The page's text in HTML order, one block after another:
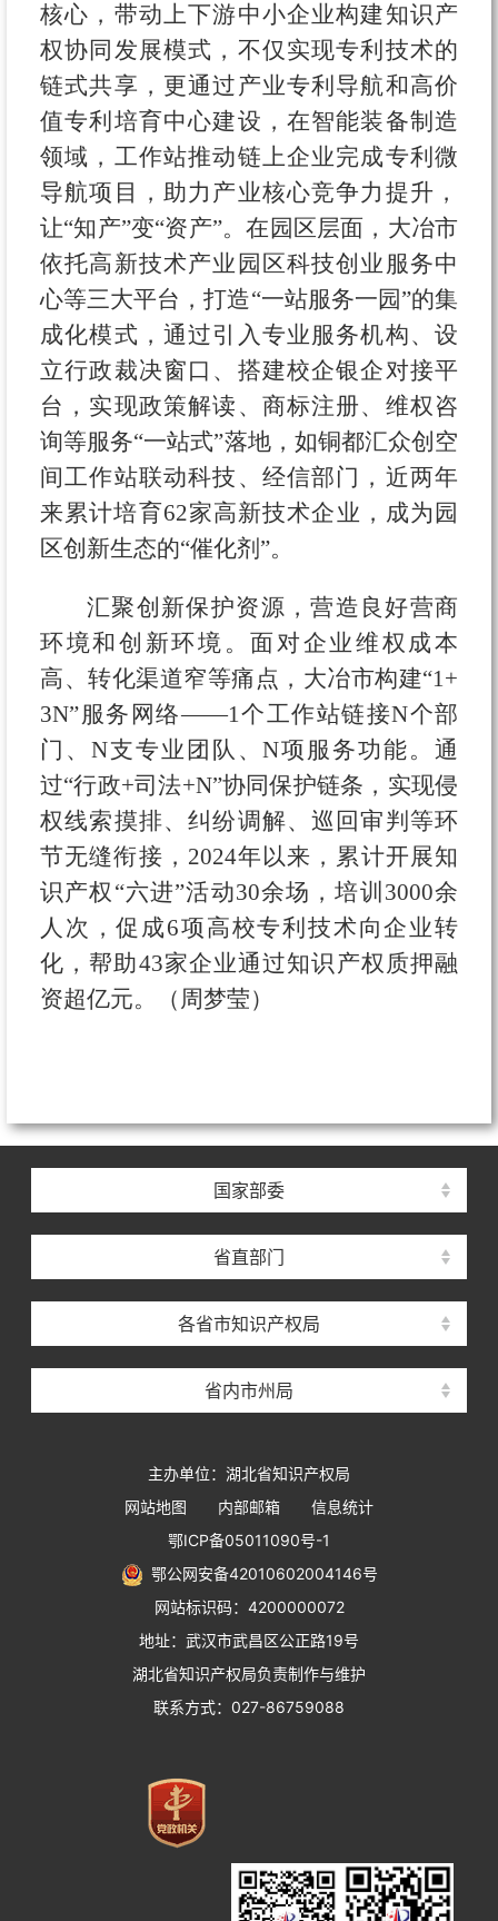
核心，带动上下游中小企业构建知识产
权协同发展模式，不仅实现专利技术的
链式共享，更通过产业专利导航和高价
值专利培育中心建设，在智能装备制造
领域，工作站推动链上企业完成专利微
导航项目，助力产业核心竞争力提升，
让“知产”变“资产”。在园区层面，大冶市
依托高新技术产业园区科技创业服务中
心等三大平台，打造“一站服务一园”的集
成化模式，通过引入专业服务机构、设
立行政裁决窗口、搭建校企银企对接平
台，实现政策解读、商标注册、维权咨
询等服务“一站式”落地，如铜都汇众创空
间工作站联动科技、经信部门，近两年
来累计培育62家高新技术企业，成为园
区创新生态的“催化剂”。
汇聚创新保护资源，营造良好营商
环境和创新环境。面对企业维权成本
高、转化渠道窄等痛点，大冶市构建“1+
3N”服务网络——1个工作站链接N个部
门、N支专业团队、N项服务功能。通
过“行政+司法+N”协同保护链条，实现侵
权线索摸排、纠纷调解、巡回审判等环
节无缝衔接，2024年以来，累计开展知
识产权“六进”活动30余场，培训3000余
人次，促成6项高校专利技术向企业转
化，帮助43家企业通过知识产权质押融
资超亿元。（周梦莹）
国家部委
省直部门
各省市知识产权局
省内市州局
主办单位：湖北省知识产权局
网站地图
内部邮箱
信息统计
鄂ICP备05011090号-1
鄂公网安备42010602004146号
网站标识码：4200000072
地址：武汉市武昌区公正路19号
湖北省知识产权局负责制作与维护
联系方式：027-86759088